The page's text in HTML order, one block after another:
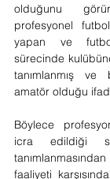
olduğunu
profesyonel
yapan ve
sürecinde
tanımlanmış ve
amatör olduğu
Böylece
icra edildiği
faaliyeti